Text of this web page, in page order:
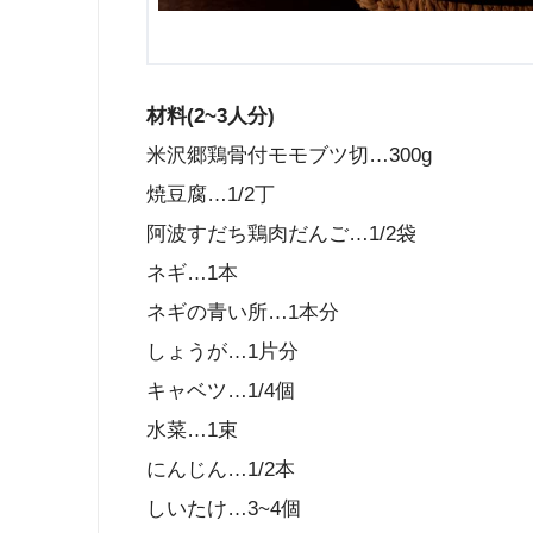
材料(2~3人分)
米沢郷鶏骨付モモブツ切…300g
焼豆腐…1/2丁
阿波すだち鶏肉だんご…1/2袋
ネギ…1本
ネギの青い所…1本分
しょうが…1片分
キャベツ…1/4個
水菜…1束
にんじん…1/2本
しいたけ…3~4個